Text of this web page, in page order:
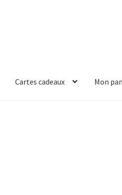
Cartes cadeaux Mon